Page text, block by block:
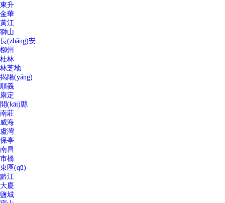
東升
金華
黃江
獅山
長(zhǎng)安
柳州
桂林
林芝地
揭陽(yáng)
順義
康定
開(kāi)縣
南莊
威海
盧灣
保亭
南昌
市橋
東區(qū)
黔江
大慶
鹽城